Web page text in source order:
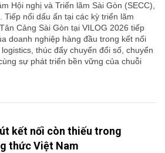
Hội nghị và Triển lãm Sài Gòn (SECC),
Tiếp nối dấu ấn tại các kỳ triển lãm
Cảng Sài Gòn tại VILOG 2026 tiếp
doanh nghiệp hàng đầu trong kết nối
thúc đẩy chuyển đổi số, chuyển
sự phát triển bền vững của chuỗi
kết nối còn thiếu trong
thức Việt Nam